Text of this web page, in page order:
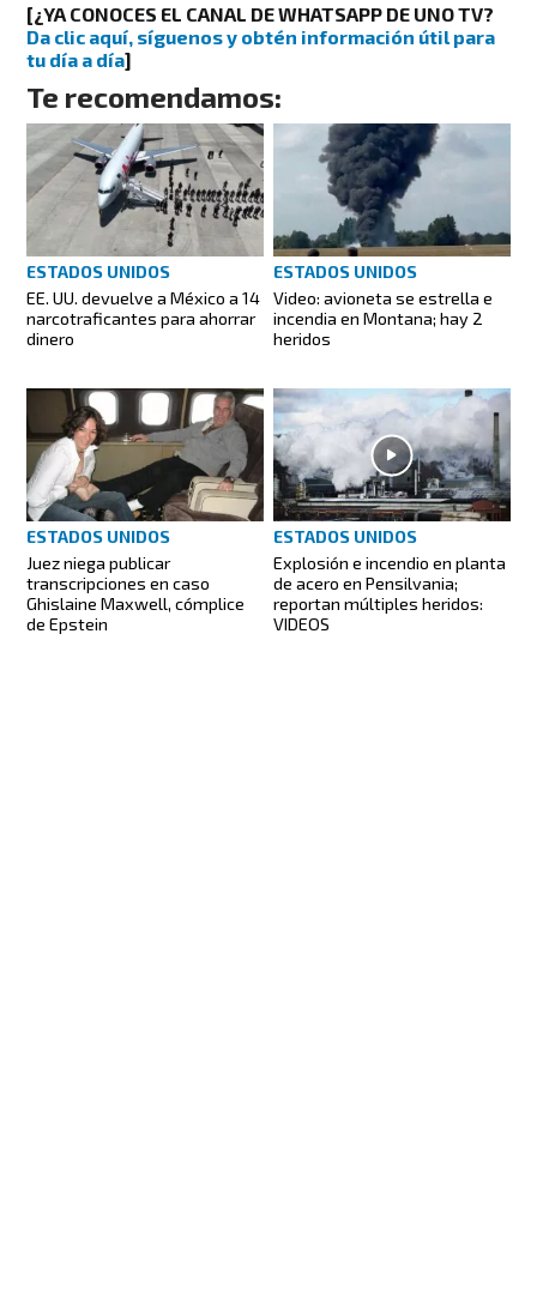
[¿YA CONOCES EL CANAL DE WHATSAPP DE UNO TV?
Da clic aquí, síguenos y obtén información útil para
tu día a día]
Te recomendamos:
ESTADOS UNIDOS
EE. UU. devuelve a México a 14
narcotraficantes para ahorrar
dinero
ESTADOS UNIDOS
Video: avioneta se estrella e
incendia en Montana; hay 2
heridos
ESTADOS UNIDOS
Juez niega publicar
transcripciones en caso
Ghislaine Maxwell, cómplice
de Epstein
ESTADOS UNIDOS
Explosión e incendio en planta
de acero en Pensilvania;
reportan múltiples heridos:
VIDEOS